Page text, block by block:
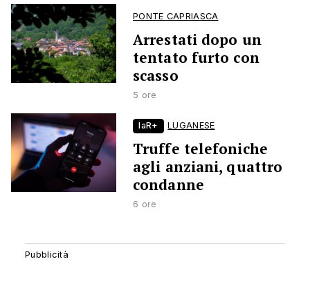
PONTE CAPRIASCA
Arrestati dopo un
tentato furto con
scasso
5 ore
laR+ LUGANESE
Truffe telefoniche
agli anziani, quattro
condanne
6 ore